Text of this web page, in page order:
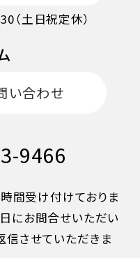
（土日祝定休）
い合わせ
9466
間受け付けておりま
にお問合せいただい
信させていただきま